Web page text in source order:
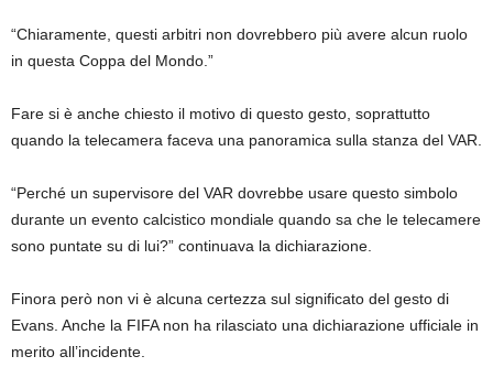
“Chiaramente, questi arbitri non dovrebbero più avere alcun ruolo
in questa Coppa del Mondo.”
Fare si è anche chiesto il motivo di questo gesto, soprattutto
quando la telecamera faceva una panoramica sulla stanza del VAR.
“Perché un supervisore del VAR dovrebbe usare questo simbolo
durante un evento calcistico mondiale quando sa che le telecamere
sono puntate su di lui?” continuava la dichiarazione.
Finora però non vi è alcuna certezza sul significato del gesto di
Evans. Anche la FIFA non ha rilasciato una dichiarazione ufficiale in
merito all’incidente.